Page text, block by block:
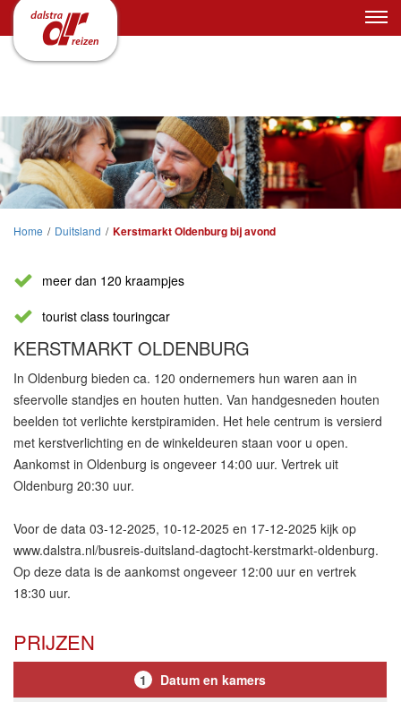
Home / Duitsland / Kerstmarkt Oldenburg bij avond
meer dan 120 kraampjes
tourist class touringcar
KERSTMARKT OLDENBURG
In Oldenburg bieden ca. 120 ondernemers hun waren aan in
sfeervolle standjes en houten hutten. Van handgesneden houten
beelden tot verlichte kerstpiramiden. Het hele centrum is versierd
met kerstverlichting en de winkeldeuren staan voor u open.
Aankomst in Oldenburg is ongeveer 14:00 uur. Vertrek uit
Oldenburg 20:30 uur.
Voor de data 03-12-2025, 10-12-2025 en 17-12-2025 kijk op
www.dalstra.nl/busreis-duitsland-dagtocht-kerstmarkt-oldenburg.
Op deze data is de aankomst ongeveer 12:00 uur en vertrek
18:30 uur.
PRIJZEN
1
Datum en kamers